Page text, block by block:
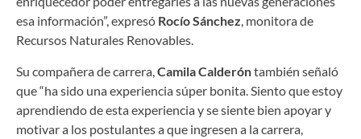
esa información”, expresó Rocío Sánchez, monitora de
Recursos Naturales Renovables.
Su compañera de carrera, Camila Calderóntambién señaló
que “ha sido una experiencia súper bonita. Siento que estoy
aprendiendo de esta experiencia y se siente bien apoyar y
motivar a los postulantes a que ingresen a la carrera,